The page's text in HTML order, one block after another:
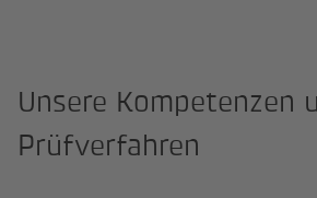
Unsere Kompetenzen
Prüfverfahren